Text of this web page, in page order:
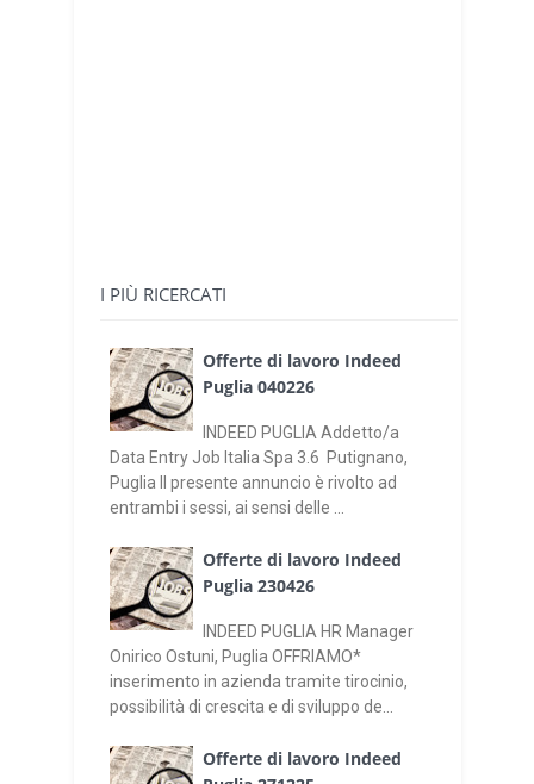
I PIÙ RICERCATI
Offerte di lavoro Indeed
Puglia 040226
INDEED PUGLIA Addetto/a
Data Entry Job Italia Spa 3.6 Putignano,
Puglia Il presente annuncio è rivolto ad
entrambi i sessi, ai sensi delle ...
Offerte di lavoro Indeed
Puglia 230426
INDEED PUGLIA HR Manager
Onirico Ostuni, Puglia OFFRIAMO*
inserimento in azienda tramite tirocinio,
possibilità di crescita e di sviluppo de...
Offerte di lavoro Indeed